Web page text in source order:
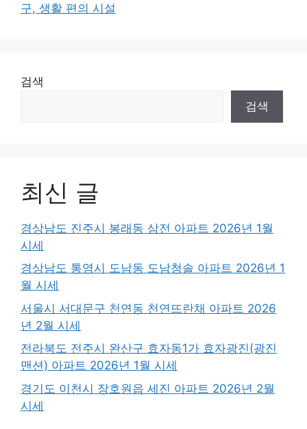
구, 생활 편의 시설
검색
검색
최신 글
경상남도 진주시 봉래동 삼전 아파트 2026년 1월
시세
경상남도 통영시 도남동 도남청솔 아파트 2026년 1
월 시세
서울시 서대문구 천연동 천연뜨란채 아파트 2026
년 2월 시세
전라북도 전주시 완산구 효자동1가 효자광진(광진
맨션) 아파트 2026년 1월 시세
경기도 이천시 장호원읍 세진 아파트 2026년 2월
시세